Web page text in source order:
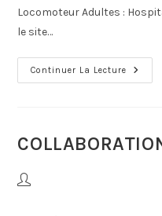
Locomoteur Adultes :
le site…
Continuer La Lecture